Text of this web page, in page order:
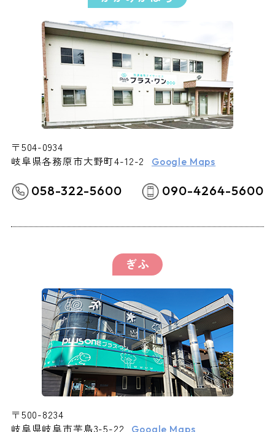
〒504-0934
岐阜県各務原市大野町4-12-2
Google Maps
058-322-5600 090-4264-5600
ぎふ
〒500-8234
岐阜県岐阜市芋島3-5-22
Google Maps